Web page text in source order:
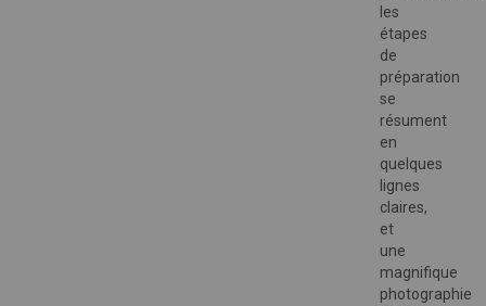
les
étapes
de
préparation
se
résument
en
quelques
lignes
claires,
et
une
magnifique
photographie